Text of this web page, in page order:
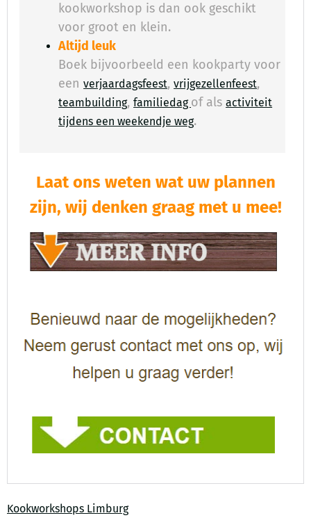
kookworkshop is dan ook geschikt
voor groot en klein.
Altijd leuk
Boek bijvoorbeeld een kookparty voor
eenverjaardagsfeest,vrijgezellenfeest,
teambuilding,familiedag of alsactiviteit
tijdens een weekendje weg.
Laat ons weten wat uw plannen
zijn, wij denken graag met u mee!​
Kookworkshops Limburg